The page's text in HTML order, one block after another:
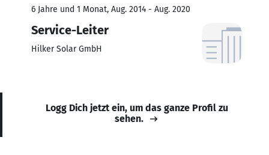
6 Jahre und 1 Monat, Aug. 2014 - Aug. 2020
Service-Leiter
Hilker Solar GmbH
Logg Dich jetzt ein, um das ganze Profil zu
sehen.